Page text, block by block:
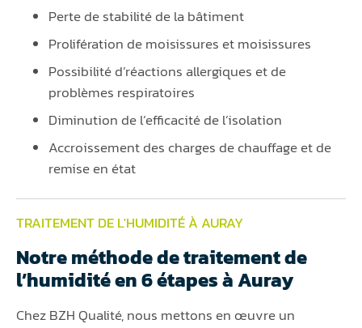
Perte de stabilité de la bâtiment
Prolifération de moisissures et moisissures
Possibilité d’réactions allergiques et de
problèmes respiratoires
Diminution de l’efficacité de l’isolation
Accroissement des charges de chauffage et de
remise en état
TRAITEMENT DE L'HUMIDITÉ À AURAY
Notre méthode de traitement de
l’humidité en 6 étapes à Auray
Chez BZH Qualité, nous mettons en œuvre un